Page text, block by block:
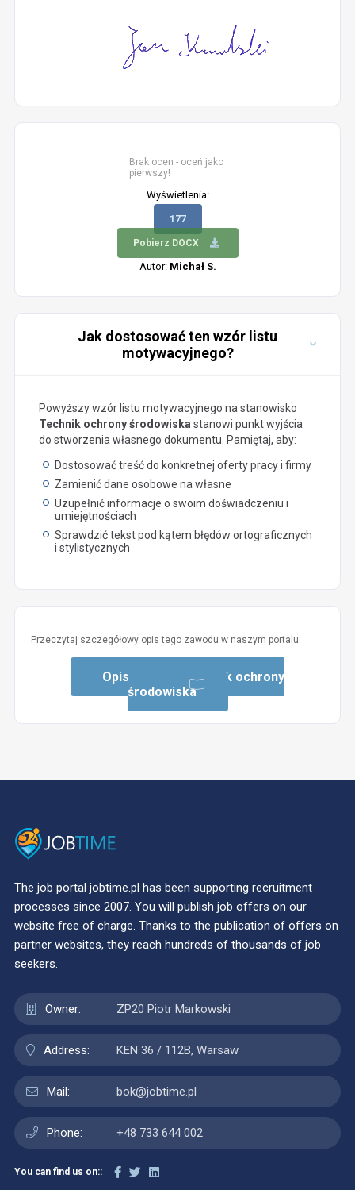
Brak ocen - oceń jako
pierwszy!
Wyświetlenia:
177
Pobierz DOCX
Autor: Michał S.
Jak dostosować ten wzór listu
motywacyjnego?
Powyższy wzór listu motywacyjnego na stanowisko
Technik ochrony środowiska stanowi punkt wyjścia
do stworzenia własnego dokumentu. Pamiętaj, aby:
Dostosować treść do konkretnej oferty pracy i firmy
Zamienić dane osobowe na własne
Uzupełnić informacje o swoim doświadczeniu i
umiejętnościach
Sprawdzić tekst pod kątem błędów ortograficznych
i stylistycznych
Przeczytaj szczegółowy opis tego zawodu w naszym portalu:
Opis zawodu: Technik ochrony
środowiska
The job portal jobtime.pl has been supporting recruitment
processes since 2007. You will publish job offers on our
website free of charge. Thanks to the publication of offers on
partner websites, they reach hundreds of thousands of job
seekers.
Owner: ZP20 Piotr Markowski
Address: KEN 36 / 112B, Warsaw
Mail: bok@jobtime.pl
Phone: +48 733 644 002
You can find us on::